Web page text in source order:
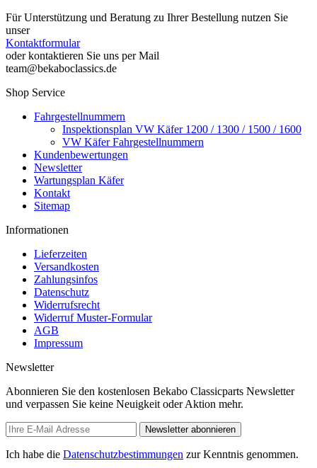
Für Unterstützung und Beratung zu Ihrer Bestellung nutzen Sie
unser
Kontaktformular
oder kontaktieren Sie uns per Mail
team@bekaboclassics.de
Shop Service
Fahrgestellnummern
Inspektionsplan VW Käfer 1200 / 1300 / 1500 / 1600
VW Käfer Fahrgestellnummern
Kundenbewertungen
Newsletter
Wartungsplan Käfer
Kontakt
Sitemap
Informationen
Lieferzeiten
Versandkosten
Zahlungsinfos
Datenschutz
Widerrufsrecht
Widerruf Muster-Formular
AGB
Impressum
Newsletter
Abonnieren Sie den kostenlosen Bekabo Classicparts Newsletter
und verpassen Sie keine Neuigkeit oder Aktion mehr.
Newsletter abonnieren
Ich habe die Datenschutzbestimmungen zur Kenntnis genommen.